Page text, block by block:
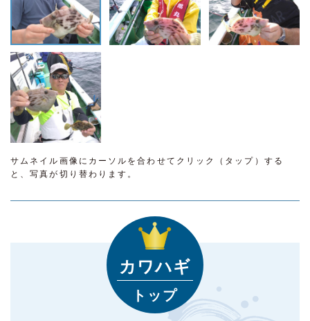
サムネイル画像にカーソルを合わせてクリック（タップ）する
と、写真が切り替わります。
カワハギ
トップ